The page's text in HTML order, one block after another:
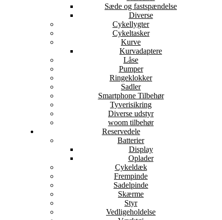
Sæde og fastspændelse
Diverse
Cykellygter
Cykeltasker
Kurve
Kurvadaptere
Låse
Pumper
Ringeklokker
Sadler
Smartphone Tilbehør
Tyverisikring
Diverse udstyr
woom tilbehør
Reservedele
Batterier
Display
Oplader
Cykeldæk
Frempinde
Sadelpinde
Skærme
Styr
Vedligeholdelse